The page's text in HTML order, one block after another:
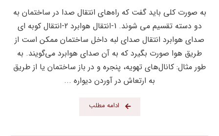
به صورت کلی باید گفت که راه‌های انتقال صدا در ساختمان به
دو دسته تقسیم می شوند. 1-انتقال هوابرد 2-انتقال کوبه ای
صدای هوابرد انتقال صدای لبه داخل ساختمان ممکن است از
طریق هوا صورت بگیرد که به آن صدای هوابرد می‌گویند. به
طور مثال: کانال‌های تهویه، پنجره و در باز ساختمان یا از طریق
به ارتعاش در آوردن دیواره ...
ادامه مطلب